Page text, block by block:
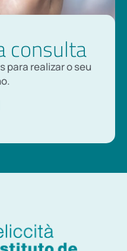
consulta
para realizar o seu